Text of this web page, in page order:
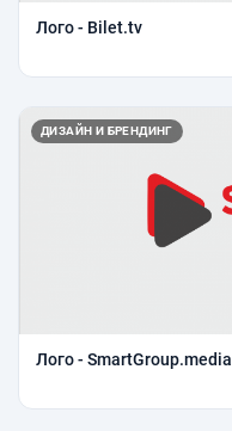
Лого - Bilet.tv
ДИЗАЙН И БРЕНДИНГ
Лого - SmartGroup.media